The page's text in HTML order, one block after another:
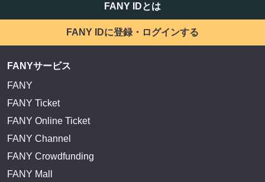
FANY IDとは
FANY IDに登録・ログインする
FANYサービス
FANY
FANY Ticket
FANY Online Ticket
FANY Channel
FANY Crowdfunding
FANY Mall